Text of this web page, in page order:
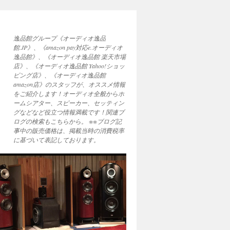
逸品館グループ《オーディオ逸品
館.JP》、《amazon pay対応e.オーディオ
逸品館》、《オーディオ逸品館 楽天市場
店》、《オーディオ逸品館 Yahoo!ショッ
ピング店》、《オーディオ逸品館
amazon店》のスタッフが、オススメ情報
をご紹介します！オーディオ全般からホ
ームシアター、スピーカー、セッティン
グなどなど役立つ情報満載です！関連ブ
ログの検索もこちらから。 ※※ブログ記
事中の販売価格は、掲載当時の消費税率
に基づいて表記しております。